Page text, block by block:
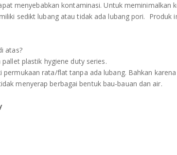
menyebabkan kontaminasi. Untuk meminimalkan
sedikt lubang atau tidak ada lubang pori. Produk
atas?
plastik hygiene duty series.
rata/flat tanpa ada lubang. Bahkan
menyerap berbagai bentuk bau-bauan dan air.